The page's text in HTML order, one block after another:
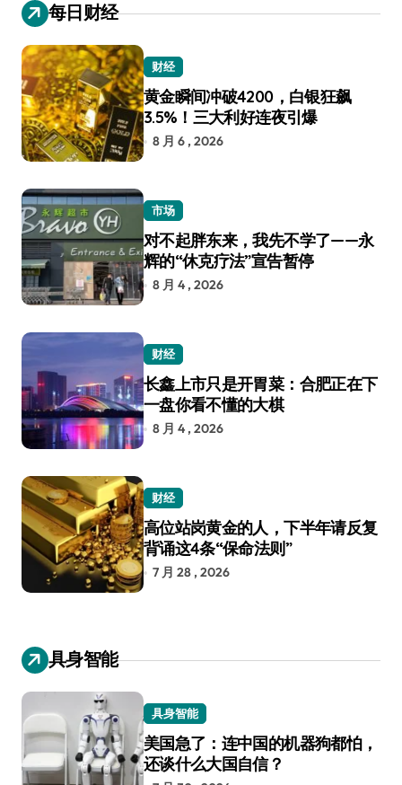
每日财经
财经
黄金瞬间冲破4200，白银狂飙
3.5%！三大利好连夜引爆
8 月 6 , 2026
市场
对不起胖东来，我先不学了——永
辉的“休克疗法”宣告暂停
8 月 4 , 2026
财经
长鑫上市只是开胃菜：合肥正在下
一盘你看不懂的大棋
8 月 4 , 2026
财经
高位站岗黄金的人，下半年请反复
背诵这4条“保命法则”
7 月 28 , 2026
具身智能
具身智能
美国急了：连中国的机器狗都怕，
还谈什么大国自信？